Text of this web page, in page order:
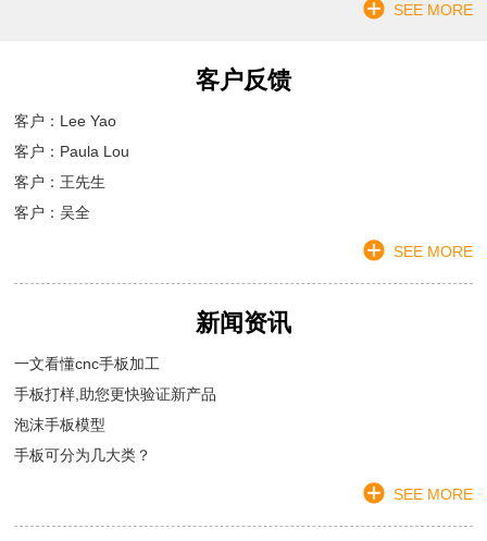
SEE MORE
客户反馈
客户：Lee Yao
客户：Paula Lou
客户：王先生
客户：吴全
SEE MORE
新闻资讯
一文看懂cnc手板加工
手板打样,助您更快验证新产品
泡沫手板模型
手板可分为几大类？
SEE MORE